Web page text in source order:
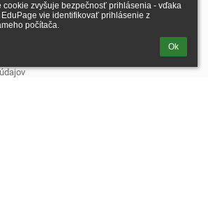
cookie zvyšuje bezpečnosť prihlásenia - vďaka
vie identifikovať prihlásenie z
počítača.
Ok